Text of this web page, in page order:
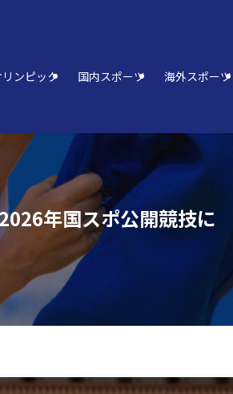
リンピック 国内スポーツ 海外スポーツ
年国スポ公開競技に